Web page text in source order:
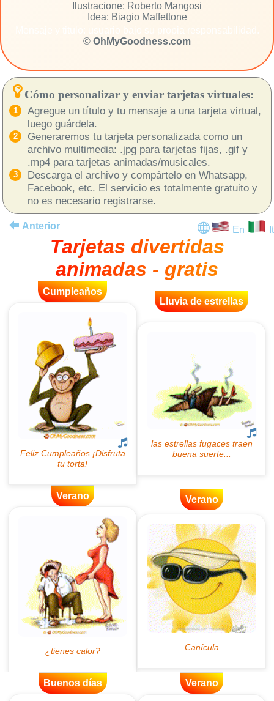
Ilustracione: Roberto Mangosi
Idea: Biagio Maffettone
© OhMyGoodness.com
Cómo personalizar y enviar tarjetas virtuales:
Agregue un título y tu mensaje a una tarjeta virtual,
luego guárdela.
Generaremos tu tarjeta personalizada como un
archivo multimedia: .jpg para tarjetas fijas, .gif y
.mp4 para tarjetas animadas/musicales.
Descarga el archivo y compártelo en Whatsapp,
Facebook, etc. El servicio es totalmente gratuito y
no es necesario registrarse.
Anterior En It
Tarjetas divertidas
animadas - gratis
Cumpleaños
Lluvia de estrellas
Verano Verano
Buenos días Verano